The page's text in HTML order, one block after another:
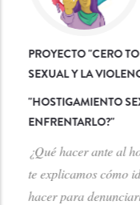
PROYECTO "CERO
SEXUAL Y LA
"HOSTIGAMIENTO
ENFRENTARLO?"
¿Qué hacer ante al
te explicamos cómo
hacer para